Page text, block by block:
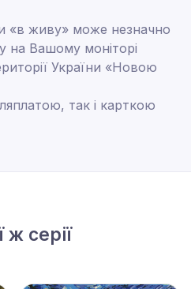
«в живу» може незначно
на Вашому моніторі
України «Новою
так і карткою
ж серії